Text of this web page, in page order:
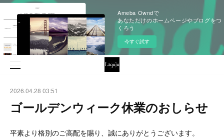
Ameba Owndで
あなただけのホームページやブログをつ
くろう
今すぐ試す
2026.04.28 03:51
ゴールデンウィーク休業のおしらせ
平素より格別のご高配を賜り、誠にありがとうございます。